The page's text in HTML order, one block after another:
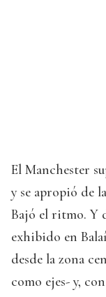
El Manchester
y se apropió de
Bajó el ritmo. Y
exhibido en
desde la zona
como ejes- y,